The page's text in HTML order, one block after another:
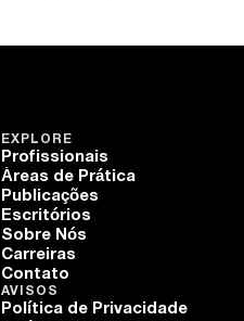
EXPLORE
Profissionais
Áreas de Prática
Publicações
Escritórios
Sobre Nós
Carreiras
Contato
AVISOS
Política de Privacidade